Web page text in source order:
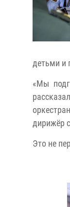
детьми и
«Мы
дирижёр
Это не